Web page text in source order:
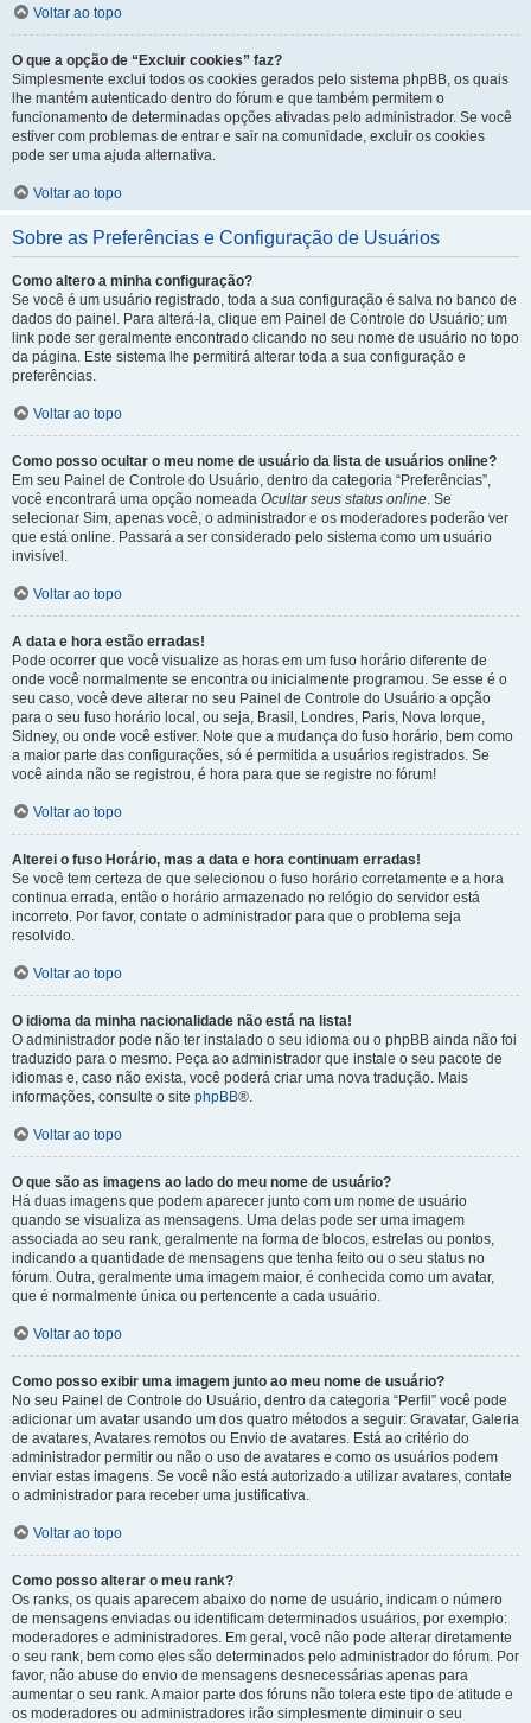
Voltar ao topo
O que a opção de “Excluir cookies” faz?
Simplesmente exclui todos os cookies gerados pelo sistema phpBB, os quais
lhe mantém autenticado dentro do fórum e que também permitem o
funcionamento de determinadas opções ativadas pelo administrador. Se você
estiver com problemas de entrar e sair na comunidade, excluir os cookies
pode ser uma ajuda alternativa.
Voltar ao topo
Sobre as Preferências e Configuração de Usuários
Como altero a minha configuração?
Se você é um usuário registrado, toda a sua configuração é salva no banco de
dados do painel. Para alterá-la, clique em Painel de Controle do Usuário; um
link pode ser geralmente encontrado clicando no seu nome de usuário no topo
da página. Este sistema lhe permitirá alterar toda a sua configuração e
preferências.
Voltar ao topo
Como posso ocultar o meu nome de usuário da lista de usuários online?
Em seu Painel de Controle do Usuário, dentro da categoria “Preferências”,
você encontrará uma opção nomeada Ocultar seus status online. Se
selecionar Sim, apenas você, o administrador e os moderadores poderão ver
que está online. Passará a ser considerado pelo sistema como um usuário
invisível.
Voltar ao topo
A data e hora estão erradas!
Pode ocorrer que você visualize as horas em um fuso horário diferente de
onde você normalmente se encontra ou inicialmente programou. Se esse é o
seu caso, você deve alterar no seu Painel de Controle do Usuário a opção
para o seu fuso horário local, ou seja, Brasil, Londres, Paris, Nova Iorque,
Sidney, ou onde você estiver. Note que a mudança do fuso horário, bem como
a maior parte das configurações, só é permitida a usuários registrados. Se
você ainda não se registrou, é hora para que se registre no fórum!
Voltar ao topo
Alterei o fuso Horário, mas a data e hora continuam erradas!
Se você tem certeza de que selecionou o fuso horário corretamente e a hora
continua errada, então o horário armazenado no relógio do servidor está
incorreto. Por favor, contate o administrador para que o problema seja
resolvido.
Voltar ao topo
O idioma da minha nacionalidade não está na lista!
O administrador pode não ter instalado o seu idioma ou o phpBB ainda não foi
traduzido para o mesmo. Peça ao administrador que instale o seu pacote de
idiomas e, caso não exista, você poderá criar uma nova tradução. Mais
informações, consulte o site phpBB®.
Voltar ao topo
O que são as imagens ao lado do meu nome de usuário?
Há duas imagens que podem aparecer junto com um nome de usuário
quando se visualiza as mensagens. Uma delas pode ser uma imagem
associada ao seu rank, geralmente na forma de blocos, estrelas ou pontos,
indicando a quantidade de mensagens que tenha feito ou o seu status no
fórum. Outra, geralmente uma imagem maior, é conhecida como um avatar,
que é normalmente única ou pertencente a cada usuário.
Voltar ao topo
Como posso exibir uma imagem junto ao meu nome de usuário?
No seu Painel de Controle do Usuário, dentro da categoria “Perfil” você pode
adicionar um avatar usando um dos quatro métodos a seguir: Gravatar, Galeria
de avatares, Avatares remotos ou Envio de avatares. Está ao critério do
administrador permitir ou não o uso de avatares e como os usuários podem
enviar estas imagens. Se você não está autorizado a utilizar avatares, contate
o administrador para receber uma justificativa.
Voltar ao topo
Como posso alterar o meu rank?
Os ranks, os quais aparecem abaixo do nome de usuário, indicam o número
de mensagens enviadas ou identificam determinados usuários, por exemplo:
moderadores e administradores. Em geral, você não pode alterar diretamente
o seu rank, bem como eles são determinados pelo administrador do fórum. Por
favor, não abuse do envio de mensagens desnecessárias apenas para
aumentar o seu rank. A maior parte dos fóruns não tolera este tipo de atitude e
os moderadores ou administradores irão simplesmente diminuir o seu